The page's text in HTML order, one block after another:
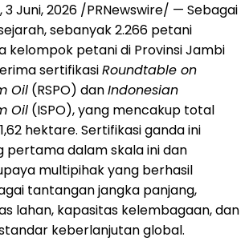
,3 Juni, 2026 /PRNewswire/ — Sebagai
sebanyak 2.266 petani
kelompok petani di Provinsi Jambi
sertifikasiRoundtable on
Oil (RSPO) danIndonesian
Oil (ISPO), yang mencakup total
hektare. Sertifikasi ganda ini
pertama dalam skala ini dan
multipihak yang berhasil
tantangan jangka panjang,
lahan, kapasitas kelembagaan, dan
keberlanjutan global.